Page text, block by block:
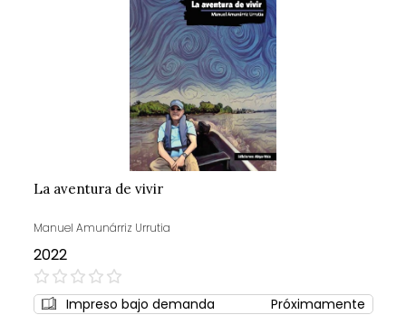
La aventura de vivir
Manuel Amunárriz Urrutia
2022
0%
Impreso bajo demanda
Próximamente